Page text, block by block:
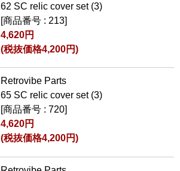
62 SC relic cover set (3)
[商品番号 : 213]
4,620円
(税抜価格4,200円)
Retrovibe Parts
65 SC relic cover set (3)
[商品番号 : 720]
4,620円
(税抜価格4,200円)